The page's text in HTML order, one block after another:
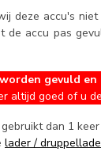
deze accu's
de accu pas
gevuld
altijd goed of u
dan 1
lader /